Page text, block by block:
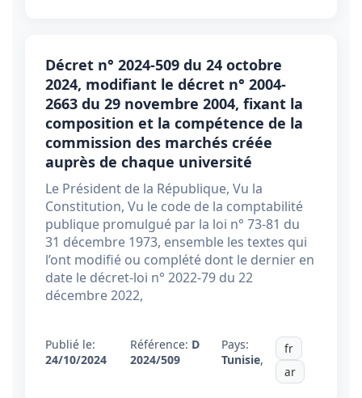
Décret n° 2024-509 du 24 octobre
2024, modifiant le décret n° 2004-
2663 du 29 novembre 2004, fixant la
composition et la compétence de la
commission des marchés créée
auprès de chaque université
Le Président de la République, Vu la
Constitution, Vu le code de la comptabilité
publique promulgué par la loi n° 73-81 du
31 décembre 1973, ensemble les textes qui
l’ont modifié ou complété dont le dernier en
date le décret-loi n° 2022-79 du 22
décembre 2022,
Publié le:
24/10/2024
Référence: D
2024/509
Pays:
Tunisie,
fr
ar